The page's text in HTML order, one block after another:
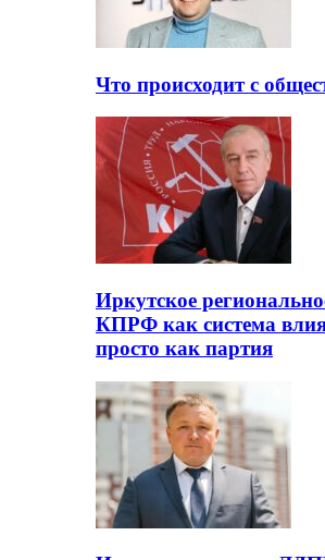
Что происходит с
Иркутское
КПРФ как система
просто как партия